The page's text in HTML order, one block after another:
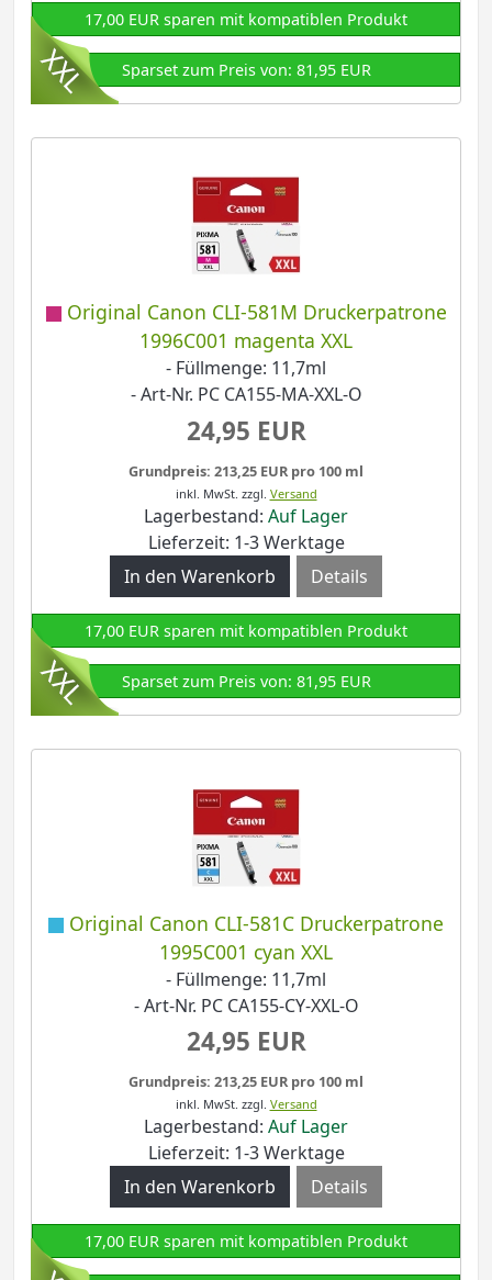
17,00 EUR sparen mit kompatiblen Produkt
Sparset zum Preis von: 81,95 EUR
Original Canon CLI-581M Druckerpatrone
1996C001 magenta XXL
- Füllmenge: 11,7ml
- Art-Nr. PC CA155-MA-XXL-O
24,95 EUR
Grundpreis: 213,25 EUR pro 100 ml
inkl. MwSt. zzgl. Versand
Lagerbestand: Auf Lager
Lieferzeit: 1-3 Werktage
Details
17,00 EUR sparen mit kompatiblen Produkt
Sparset zum Preis von: 81,95 EUR
Original Canon CLI-581C Druckerpatrone
1995C001 cyan XXL
- Füllmenge: 11,7ml
- Art-Nr. PC CA155-CY-XXL-O
24,95 EUR
Grundpreis: 213,25 EUR pro 100 ml
inkl. MwSt. zzgl. Versand
Lagerbestand: Auf Lager
Lieferzeit: 1-3 Werktage
Details
17,00 EUR sparen mit kompatiblen Produkt